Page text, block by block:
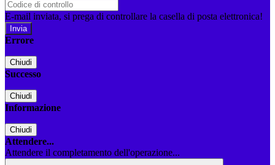
E-mail inviata, si prega di controllare la casella di posta elettronica!
Errore
Chiudi
Successo
Chiudi
Informazione
Chiudi
Attendere...
Attendere il completamento dell'operazione...